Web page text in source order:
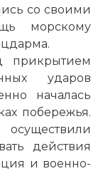
со своими
морскому
ударов
началась
побережья.
действия
и военно-